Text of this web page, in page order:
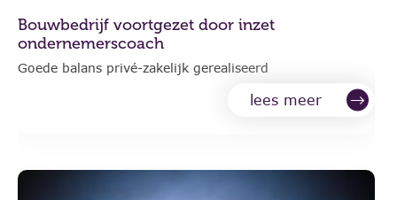
Bouwbedrijf voortgezet door inzet
ondernemerscoach
Goede balans privé-zakelijk gerealiseerd
lees meer